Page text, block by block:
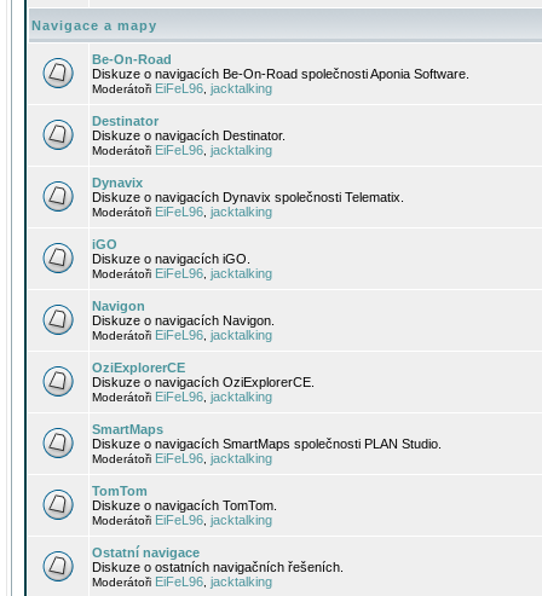
Navigace a mapy
Be-On-Road
Diskuze o navigacích Be-On-Road společnosti Aponia Software.
Moderátoři EiFeL96 jacktalking
Destinator
Diskuze o navigacích Destinator.
Moderátoři EiFeL96 jacktalking
Dynavix
Diskuze o navigacích Dynavix společnosti Telematix.
Moderátoři EiFeL96 jacktalking
iGO
Diskuze o navigacích iGO.
Moderátoři EiFeL96 jacktalking
Navigon
Diskuze o navigacích Navigon.
Moderátoři EiFeL96 jacktalking
OziExplorerCE
Diskuze o navigacích OziExplorerCE.
Moderátoři EiFeL96 jacktalking
SmartMaps
Diskuze o navigacích SmartMaps společnosti PLAN Studio.
Moderátoři EiFeL96 jacktalking
TomTom
Diskuze o navigacích TomTom.
Moderátoři EiFeL96 jacktalking
Ostatní navigace
Diskuze o ostatních navigačních řešeních.
Moderátoři EiFeL96 jacktalking